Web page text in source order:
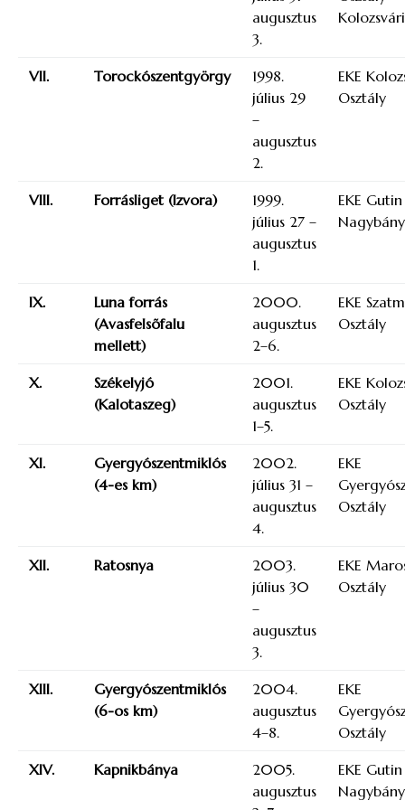
augusztus
3.
VII. Torockószentgyörgy
1998.
július 29
–
augusztus
2.
EKE
Osztály
VIII. Forrásliget (Izvora)
1999.
július 27 –
augusztus
1.
EKE
IX.
Luna forrás
(Avasfelsõfalu
mellett)
2000.
augusztus
2–6.
EKE
Osztály
X.
Székelyjó
(Kalotaszeg)
2001.
augusztus
1–5.
EKE
Osztály
XI.
Gyergyószentmiklós
(4-es km)
2002.
július 31 –
augusztus
4.
EKE
Osztály
XII. Ratosnya
2003.
július 30
–
augusztus
3.
EKE
Osztály
XIII.
Gyergyószentmiklós
(6-os km)
2004.
augusztus
4–8.
EKE
Osztály
XIV. Kapnikbánya
2005.
augusztus
EKE